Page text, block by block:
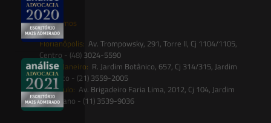
Onde estamos
Florianópolis: Av. Trompowsky, 291, Torre II, Cj 1104/1105,
Centro - (48) 3024-5590
Rio de Janeiro: R. Jardim Botânico, 657, Cj 314/315, Jardim
Botânico - (21) 3559-2005
São Paulo: Av. Brigadeiro Faria Lima, 2012, Cj 104, Jardim
Paulistano - (11) 3539-9036